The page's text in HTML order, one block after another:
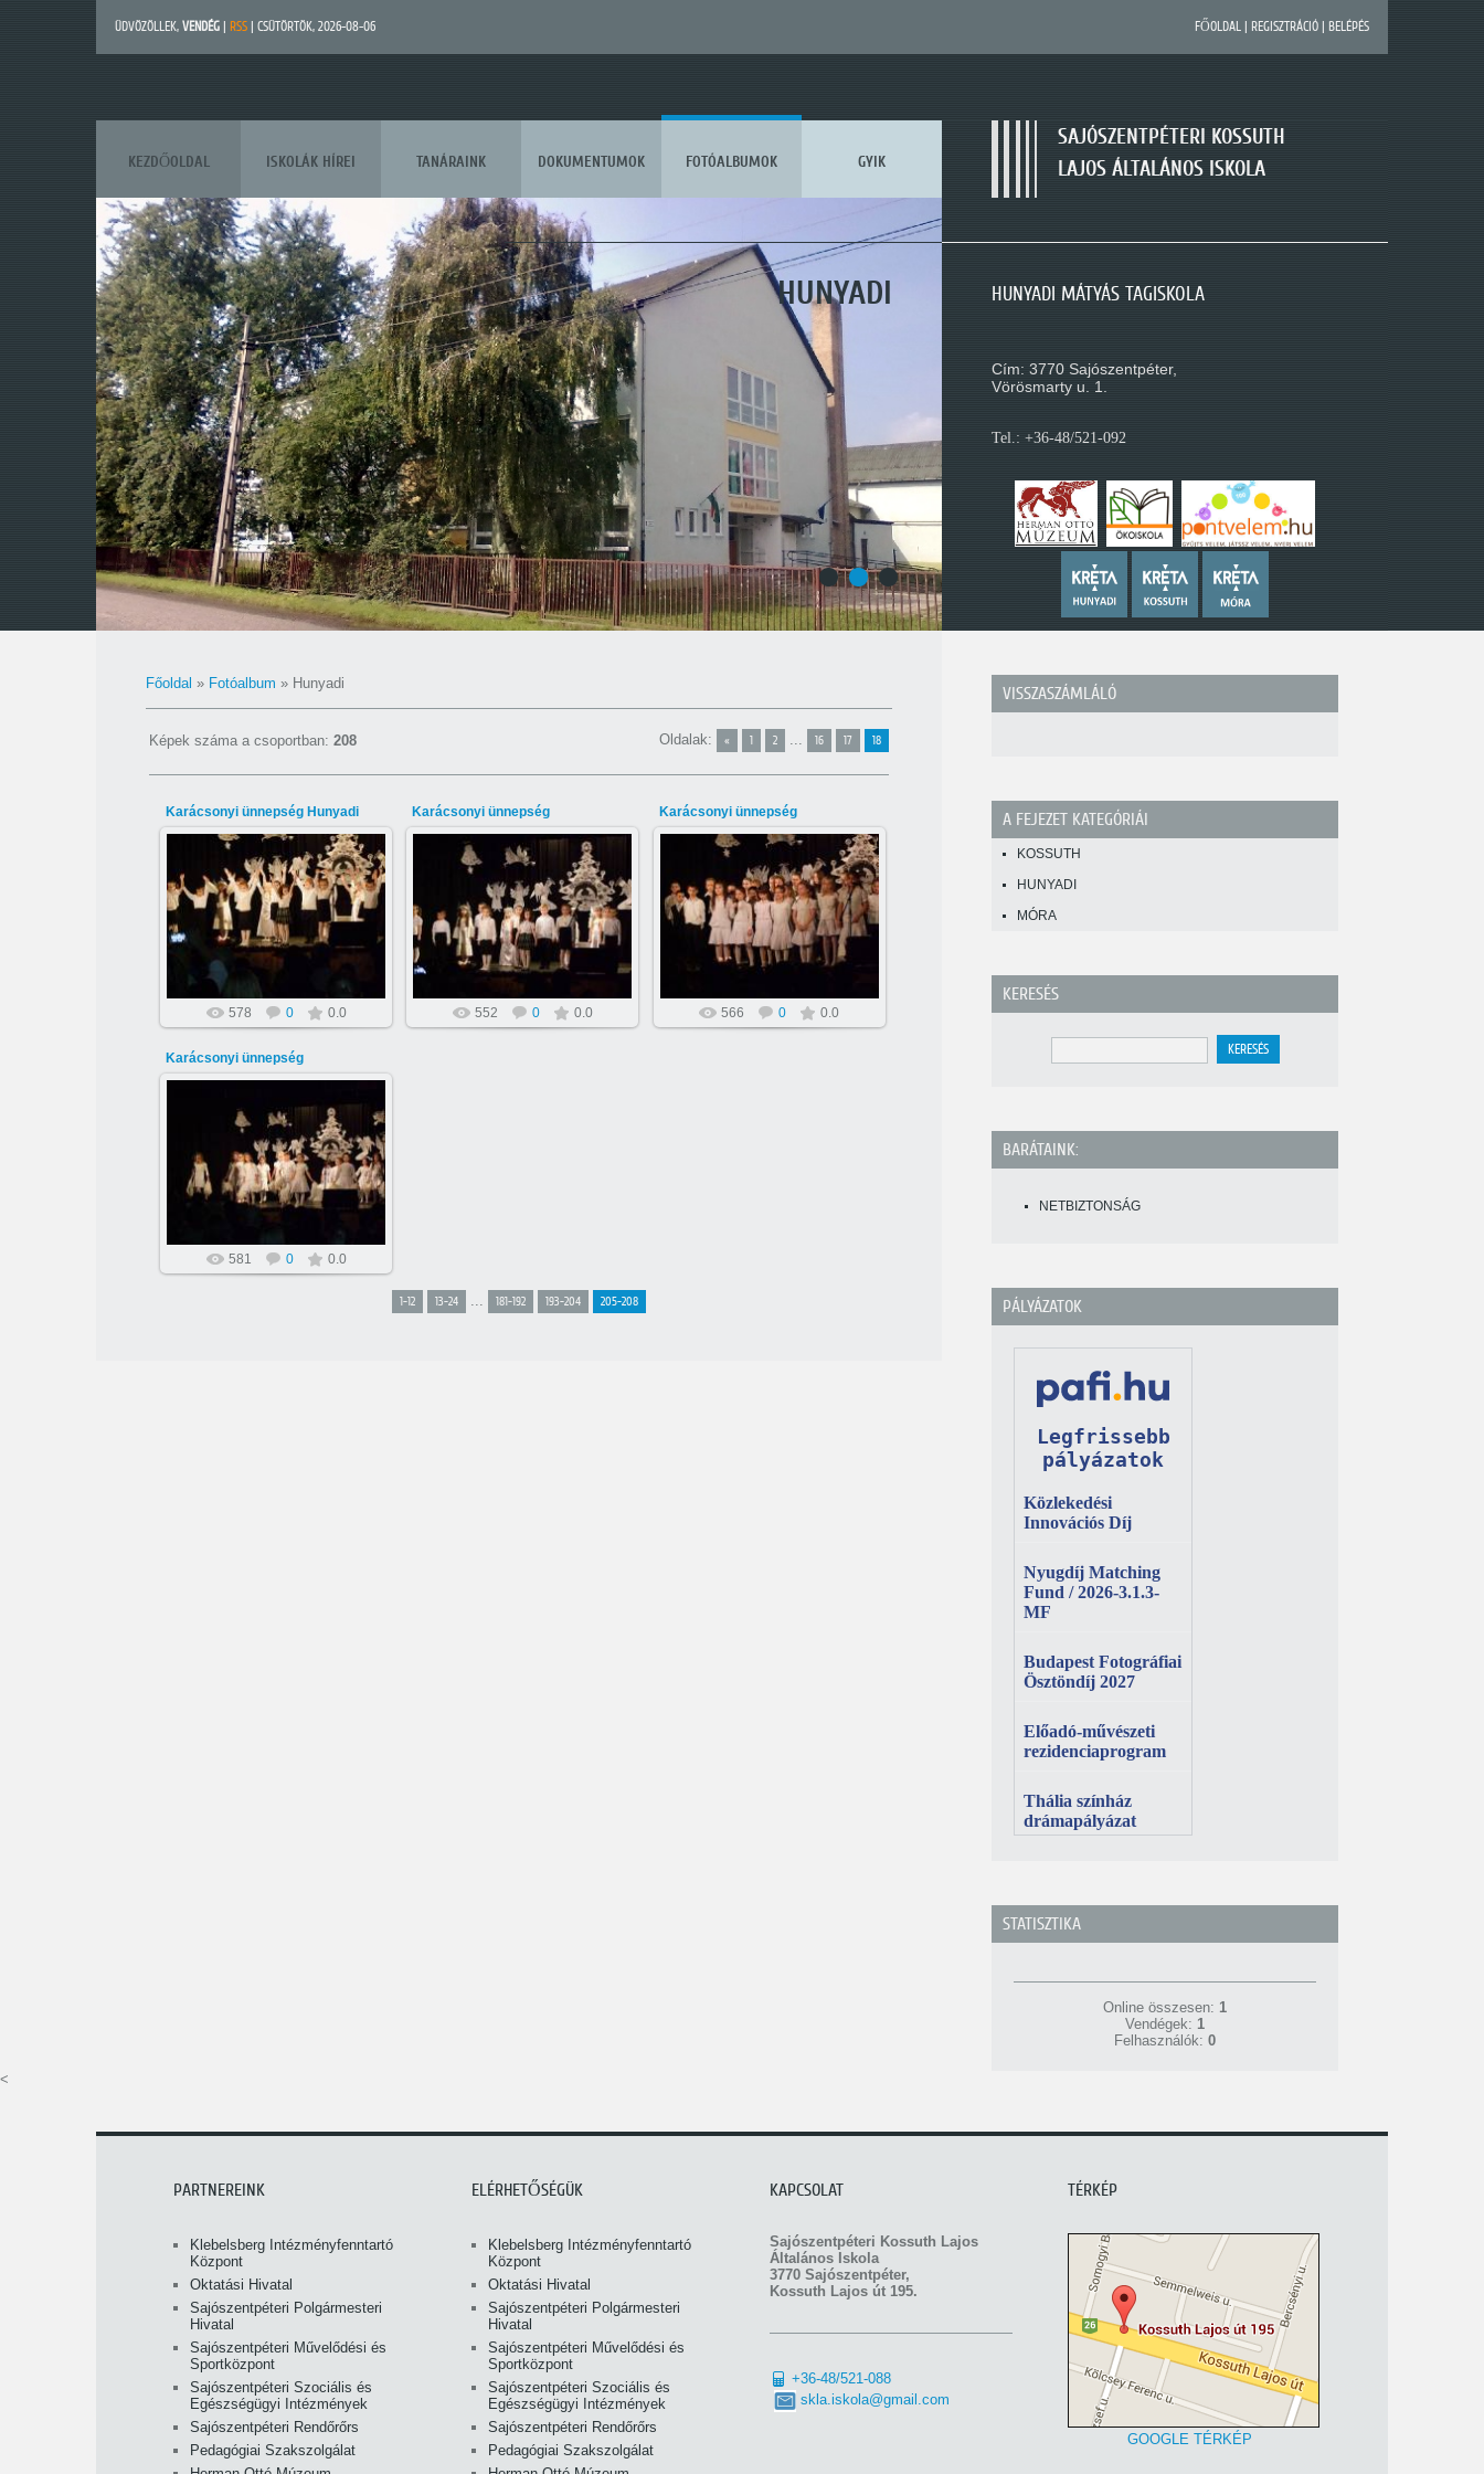
ÜDVÖZÖLLEK, VENDÉG RSS | CSÜTÖRTÖK, 2026-08-06 FŐOLDAL REGISZTRÁCIÓ BELÉPÉS
SAJÓSZENTPÉTERI KOSSUTH
LAJOS ÁLTALÁNOS ISKOLA
KEZDŐOLDAL ISKOLÁK HÍREI TANÁRAINK DOKUMENTUMOK FOTÓALBUMOK GYIK
KOSSUTH
SAJÓSZENTPÉTERI KOSSUTH LAJOS ÁLTALÁNOS
Cím: 3770 Sajószentpéter,
Kossuth L. út 195.
Tel.: +36-48/521-088
HUNYADI HUNYADI MÁTYÁS TAGISKOLA
Cím: 3770 Sajószentpéter,
Vörösmarty u. 1.
Tel.: +36-48/521-092
MÓRA MÓRA FERENC TAGISKOLA
Cím: 3770 Sajószentpéter,
Móra Ferenc u. 1.
Tel.: +36-48/521-080
1 2 3
Főoldal » Fotóalbum » Hunyadi
Képek száma a csoportban: 208 Oldalak: « 1 2 ... 16 17 18
Karácsonyi ünnepség Hunyadi
2015-03-10
Gábor
578 0 0.0
Karácsonyi ünnepség
2015-03-10
Gábor
552 0 0.0
Karácsonyi ünnepség
2015-03-10
Gábor
566 0 0.0
Karácsonyi ünnepség
2015-03-10
Gábor
581 0 0.0
1-12 13-24 ... 181-192 193-204 205-208
VISSZASZÁMLÁLÓ
A FEJEZET KATEGÓRIÁI
KOSSUTH
HUNYADI
MÓRA
KERESÉS
BARÁTAINK:
NETBIZTONSÁG
PÁLYÁZATOK
STATISZTIKA
Online összesen: 1
Vendégek: 1
Felhasználók: 0
<
PARTNEREINK
Klebelsberg Intézményfenntartó
Központ
Oktatási Hivatal
Sajószentpéteri Polgármesteri
Hivatal
Sajószentpéteri Művelődési és
Sportközpont
Sajószentpéteri Szociális és
Egészségügyi Intézmények
Sajószentpéteri Rendőrőrs
Pedagógiai Szakszolgálat
ELÉRHETŐSÉGÜK
Klebelsberg Intézményfenntartó
Központ
Oktatási Hivatal
Sajószentpéteri Polgármesteri
Hivatal
Sajószentpéteri Művelődési és
Sportközpont
Sajószentpéteri Szociális és
Egészségügyi Intézmények
Sajószentpéteri Rendőrőrs
Pedagógiai Szakszolgálat
KAPCSOLAT
Sajószentpéteri Kossuth Lajos
Általános Iskola
3770 Sajószentpéter,
Kossuth Lajos út 195.
+36-48/521-088
skla.iskola@gmail.com
TÉRKÉP
GOOGLE TÉRKÉP